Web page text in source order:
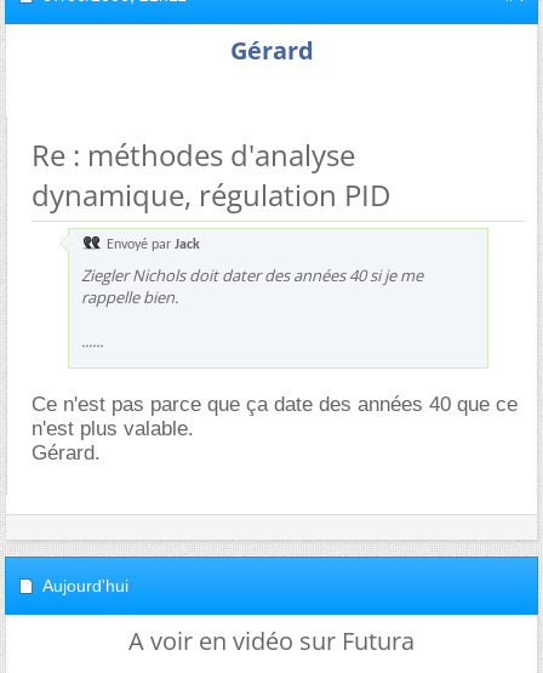
Gérard
Re : méthodes d'analyse
dynamique, régulation PID
Envoyé par Jack
Ziegler Nichols doit dater des années 40 si je me
rappelle bien.
......
Ce n'est pas parce que ça date des années 40 que ce
n'est plus valable.
Gérard.
Aujourd'hui
A voir en vidéo sur Futura